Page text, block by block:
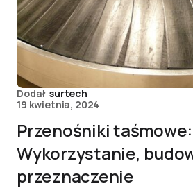
Dodał surtech
19 kwietnia, 2024
Przenośniki taśmowe:
Wykorzystanie,
przeznaczenie